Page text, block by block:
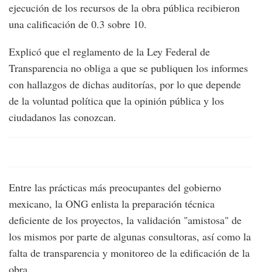
ejecución de los recursos de la obra pública recibieron
una calificación de 0.3 sobre 10.
Explicó que el reglamento de la Ley Federal de
Transparencia no obliga a que se publiquen los informes
con hallazgos de dichas auditorías, por lo que depende
de la voluntad política que la opinión pública y los
ciudadanos las conozcan.
Entre las prácticas más preocupantes del gobierno
mexicano, la ONG enlista la preparación técnica
deficiente de los proyectos, la validación "amistosa" de
los mismos por parte de algunas consultoras, así como la
falta de transparencia y monitoreo de la edificación de la
obra.